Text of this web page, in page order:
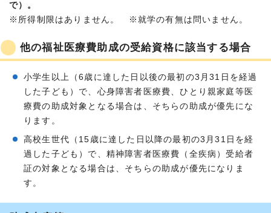
で）。
※所得制限はありません。 ※就学の有無は問いません。
他の福祉医療費助成の受給資格に該当する場合
小学生以上（6歳に達した日以後の最初の3月31日を経過
した子ども）で、心身障害者医療費、ひとり親家庭等医
療費の助成対象となる場合は、そちらの助成が優先にな
ります。
高校生世代（15歳に達した日以降の最初の3月31日を経
過した子ども）で、精神障害者医療費（全疾病）受給者
証の対象となる場合は、そちらの助成が優先になりま
す。